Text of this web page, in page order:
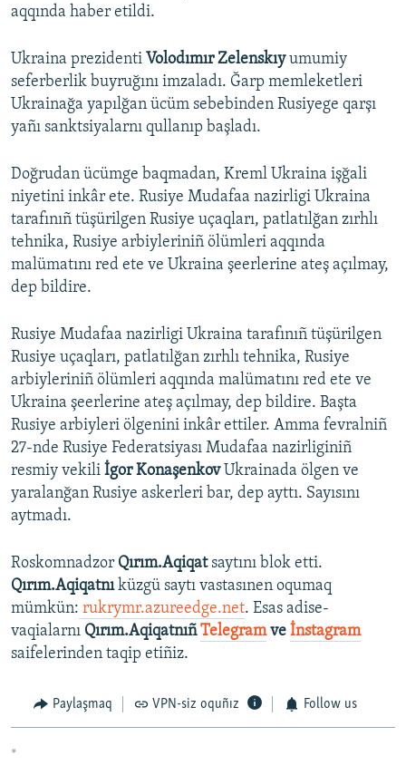
aqqında haber etildi.
Ukraina prezidenti Volodımır Zelenskıyumumiy
seferberlik buyruğını imzaladı. Ğarp memleketleri
Ukrainağa yapılğan ücüm sebebinden Rusiyege qarşı
yañı sanktsiyalarnı qullanıp başladı.
Doğrudan ücümge baqmadan, Kreml Ukraina işğali
niyetini inkâr ete. Rusiye Mudafaa nazirligi Ukraina
tarafınıñ tüşürilgen Rusiye uçaqları, patlatılğan zırhlı
tehnika, Rusiye arbiyleriniñ ölümleri aqqında
malümatını red ete ve Ukraina şeerlerine ateş açılmay,
dep bildire.
Rusiye Mudafaa nazirligi Ukraina tarafınıñ tüşürilgen
Rusiye uçaqları, patlatılğan zırhlı tehnika, Rusiye
arbiyleriniñ ölümleri aqqında malümatını red ete ve
Ukraina şeerlerine ateş açılmay, dep bildire. Başta
Rusiye arbiyleri ölgenini inkâr ettiler. Amma fevralniñ
27-nde Rusiye Federatsiyası Mudafaa nazirliginiñ
resmiy vekili İgor Konaşenkov Ukrainada ölgen ve
yaralanğan Rusiye askerleri bar, dep ayttı. Sayısını
aytmadı.
Roskomnadzor Qırım.Aqiqatsaytını blok etti.
Qırım.Aqiqatnıküzgü saytı vastasınen oqumaq
mümkün: rukrymr.azureedge.net. Esas adise-
vaqialarnı Qırım.AqiqatnıñTelegramve İnstagram
saifelerinden taqip etiñiz.
Paylaşmaq VPN-siz oquñız Follow us
*